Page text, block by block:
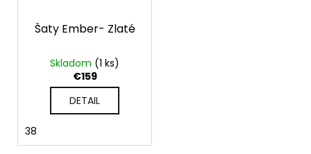
Šaty Ember- Zlaté
Skladom (1 ks)
€159
DETAIL
38